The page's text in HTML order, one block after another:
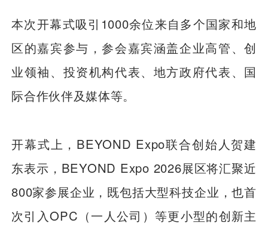
本次开幕式吸引1000余位来自多个国家和地
区的嘉宾参与，参会嘉宾涵盖企业高管、创
业领袖、投资机构代表、地方政府代表、国
际合作伙伴及媒体等。
开幕式上，BEYOND Expo联合创始人贺建
东表示，BEYOND Expo 2026展区将汇聚近
800家参展企业，既包括大型科技企业，也首
次引入OPC（一人公司）等更小型的创新主